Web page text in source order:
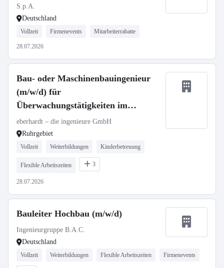
S.p.A.
Deutschland
Vollzeit Firmenevents Mitarbeiterrabatte
28.07.2026
Bau- oder Maschinenbauingenieur
(m/w/d) für
Überwachungstätigkeiten im
Bauwesen (Ruhrgebiet)
eberhardt – die ingenieure GmbH
Ruhrgebiet
Vollzeit Weiterbildungen Kinderbetreuung
Flexible Arbeitszeiten 3
28.07.2026
Bauleiter Hochbau (m/w/d)
Ingenieurgruppe B.A.C.
Deutschland
Vollzeit Weiterbildungen Flexible Arbeitszeiten Firmenevents